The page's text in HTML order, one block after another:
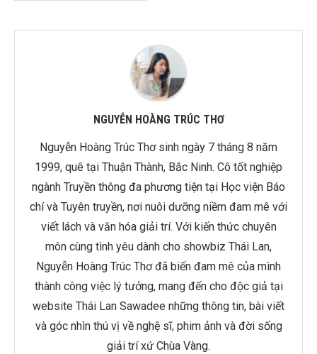
NGUYỄN HOÀNG TRÚC THƠ
Nguyễn Hoàng Trúc Thơ sinh ngày 7 tháng 8 năm
1999, quê tại Thuận Thành, Bắc Ninh. Cô tốt nghiệp
ngành Truyền thông đa phương tiện tại Học viện Báo
chí và Tuyên truyền, nơi nuôi dưỡng niềm đam mê với
viết lách và văn hóa giải trí. Với kiến thức chuyên
môn cùng tình yêu dành cho showbiz Thái Lan,
Nguyễn Hoàng Trúc Thơ đã biến đam mê của mình
thành công việc lý tưởng, mang đến cho độc giả tại
website Thái Lan Sawadee những thông tin, bài viết
và góc nhìn thú vị về nghệ sĩ, phim ảnh và đời sống
giải trí xứ Chùa Vàng.